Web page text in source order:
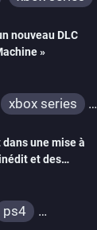
nouveau DLC
»
xbox series
nintendo 64
une mise à
et des
ps4